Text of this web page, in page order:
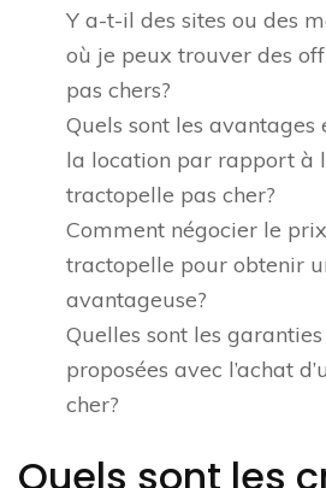
Y a-t-il des sites ou des
où je peux trouver des
pas chers?
Quels sont les avantages
la location par rapport à
tractopelle pas cher?
Comment négocier le prix
tractopelle pour obtenir
avantageuse?
Quelles sont les
proposées avec l’achat
cher?
Quels sont les